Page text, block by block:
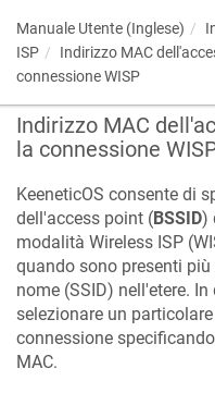
Manuale Utente (Inglese)
ISP
Indirizzo MAC
connessione WISP
Indirizzo MAC
la connessione
KeeneticOS consente di
dell'access point (BSSID)
modalità Wireless ISP
quando sono presenti
nome (SSID) nell'etere.
selezionare un
connessione
MAC.